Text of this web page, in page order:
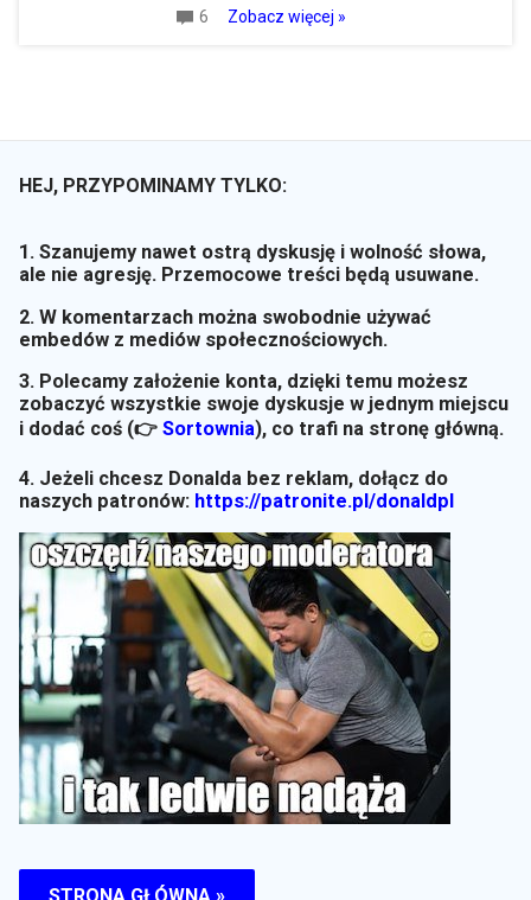
6 Zobacz więcej »
HEJ, PRZYPOMINAMY TYLKO:
1. Szanujemy nawet ostrą dyskusję i wolność słowa,
ale nie agresję. Przemocowe treści będą usuwane.
2. W komentarzach można swobodnie używać
embedów z mediów społecznościowych.
3. Polecamy założenie konta, dzięki temu możesz
zobaczyć wszystkie swoje dyskusje w jednym miejscu
i dodać coś (👉 Sortownia), co trafi na stronę główną.
4. Jeżeli chcesz Donalda bez reklam, dołącz do
naszych patronów: https://patronite.pl/donaldpl